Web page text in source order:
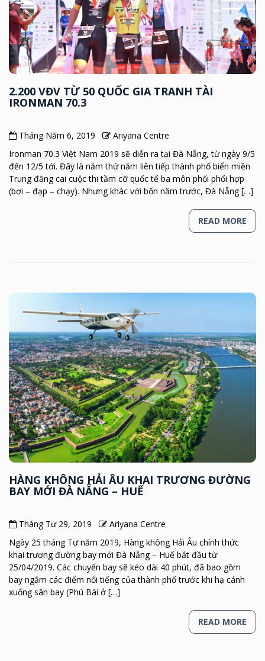
2.200 VĐV TỪ 50 QUỐC GIA TRANH TÀI
IRONMAN 70.3
Tháng Năm 6, 2019
Ariyana Centre
Ironman 70.3 Việt Nam 2019 sẽ diễn ra tại Đà Nẵng, từ ngày 9/5
đến 12/5 tới. Đây là năm thứ năm liên tiếp thành phố biển miền
Trung đăng cai cuộc thi tầm cỡ quốc tế ba môn phối phối hợp
(bơi – đạp – chạy). Nhưng khác với bốn năm trước, Đà Nẵng […]
READ MORE
HÀNG KHÔNG HẢI ÂU KHAI TRƯƠNG ĐƯỜNG
BAY MỚI ĐÀ NẴNG – HUẾ
Tháng Tư 29, 2019
Ariyana Centre
Ngày 25 tháng Tư năm 2019, Hàng không Hải Âu chính thức
khai trương đường bay mới Đà Nẵng – Huế bắt đầu từ
25/04/2019. Các chuyến bay sẽ kéo dài 40 phút, đã bao gồm
bay ngắm các điểm nổi tiếng của thành phố trước khi hạ cánh
xuống sân bay (Phú Bài ở […]
READ MORE